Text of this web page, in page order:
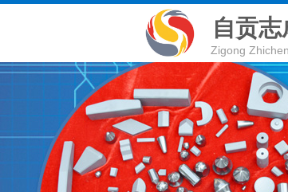
自贡
Zigong